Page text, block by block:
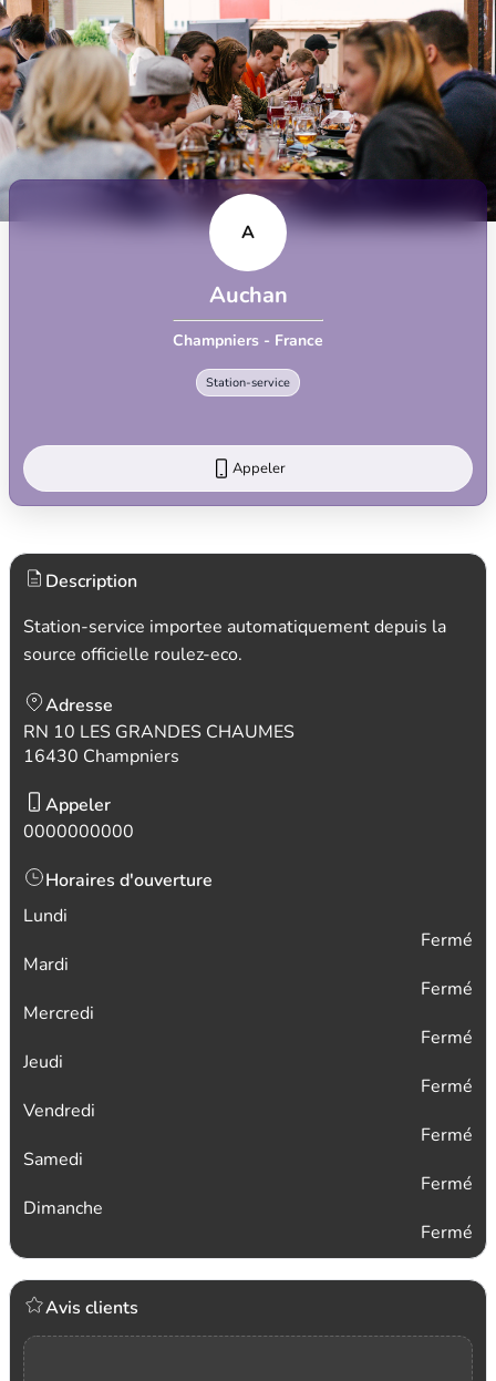
A
Auchan
Champniers - France
Station-service
Appeler
Description
Station-service importee automatiquement depuis la
source officielle roulez-eco.
Adresse
RN 10 LES GRANDES CHAUMES
16430 Champniers
Appeler
0000000000
Horaires d'ouverture
Lundi
Fermé
Mardi
Fermé
Mercredi
Fermé
Jeudi
Fermé
Vendredi
Fermé
Samedi
Fermé
Dimanche
Fermé
Avis clients